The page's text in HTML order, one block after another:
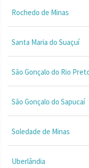
Rochedo de Minas
Santa Maria do Suaçuí
São Gonçalo do Rio
São Gonçalo do Sapucaí
Soledade de Minas
Uberlândia